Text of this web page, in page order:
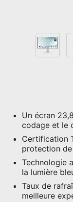
Un écran
codage et le
Certification
protection
Technologie
la lumière
Taux de
meilleure